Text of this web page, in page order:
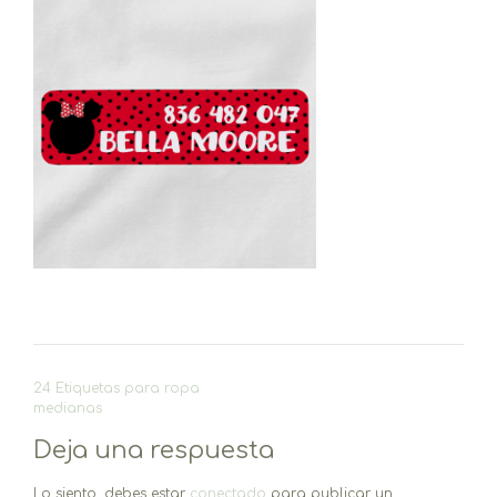
Navegación
de
24 Etiquetas para ropa
medianas
Deja una respuesta
Lo siento, debes estar conectado para publicar un